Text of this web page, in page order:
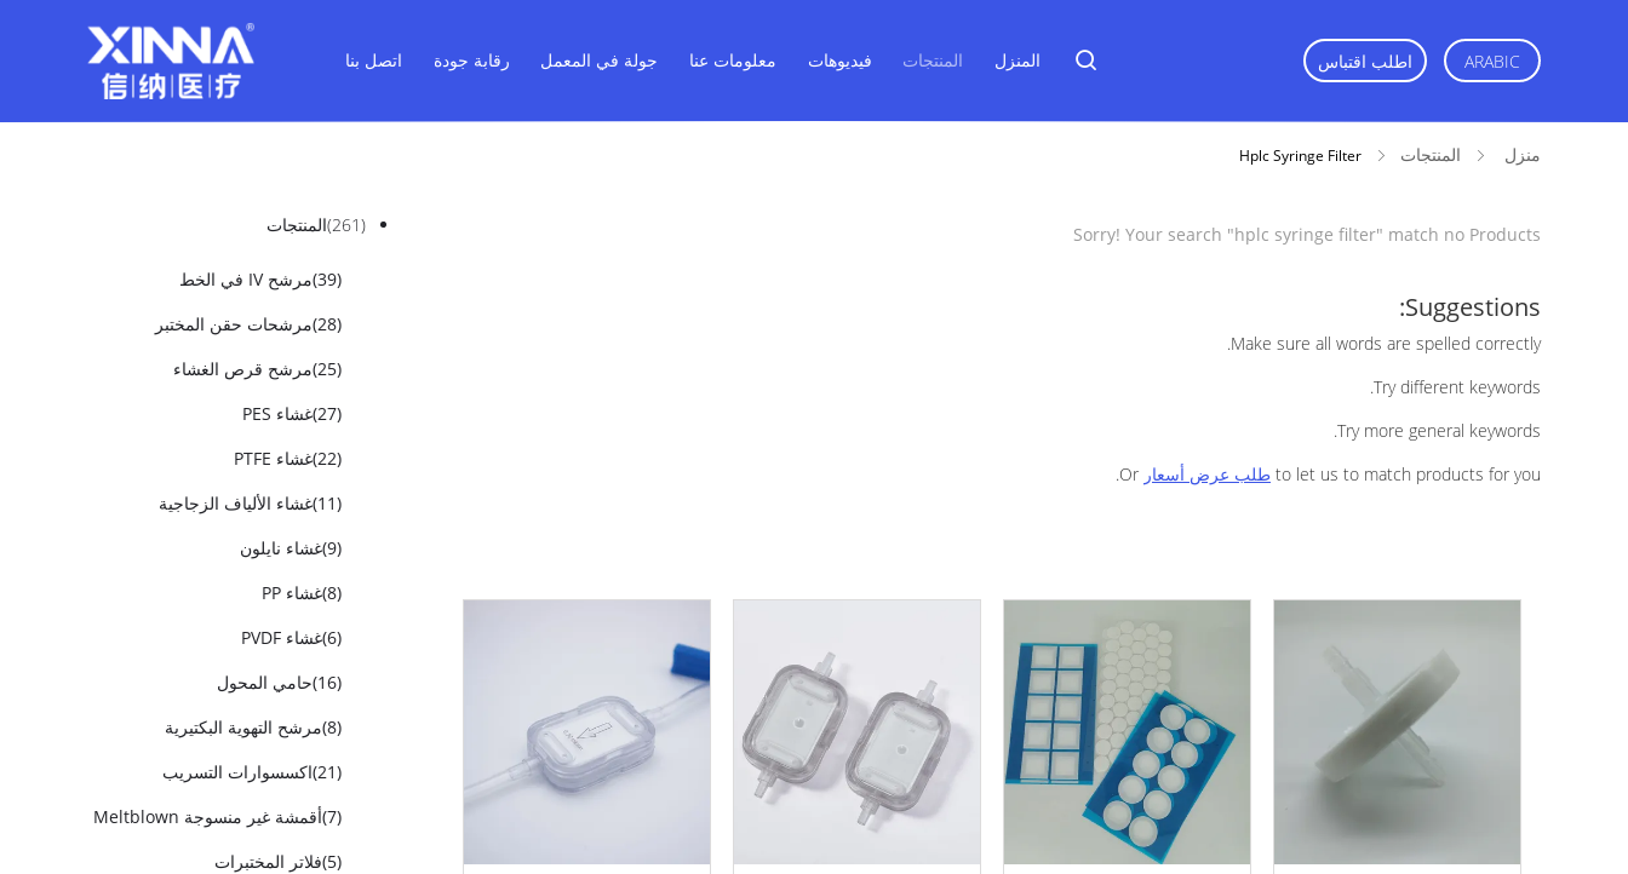
المنزل المنتجات فيديوهات معلومات عنا جولة في المعمل رقابة جودة اتصل بنا اطلب اقتباس ARABIC
منزل المنتجات Hplc Syringe Filter
المنتجات (261)
مرشح IV في الخط
(39)
مرشحات حقن المختبر
(28)
مرشح قرص الغشاء
(25)
غشاء PES
(27)
غشاء PTFE
(22)
غشاء الألياف الزجاجية
(11)
غشاء نايلون
(9)
غشاء PP
(8)
غشاء PVDF
(6)
حامي المحول
(16)
مرشح التهوية البكتيرية
(8)
اكسسوارات التسريب
(21)
أقمشة غير منسوجة Meltblown
(7)
فلاتر المختبرات
(5)
Sorry! Your search "hplc syringe filter" match no Products
Suggestions:
Make sure all words are spelled correctly.
Try different keywords.
Try more general keywords.
Or طلب عرض أسعار to let us to match products for you.